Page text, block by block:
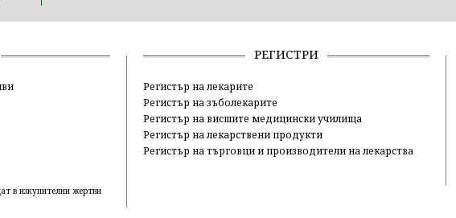
в изкупителни жертви
РЕГИСТРИ
Регистър на лекарите
Регистър на зъболекарите
Регистър на висшите медицински училища
Регистър на лекарствени продукти
Регистър на търговци и производители на лекарства